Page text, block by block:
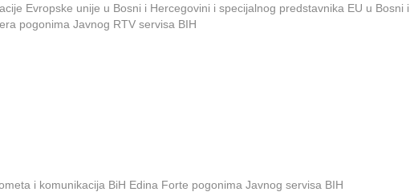
Evropske unije u Bosni i Hercegovini i specijalnog predstavnika EU u Bosni i
pogonima Javnog RTV servisa BIH
i komunikacija BiH Edina Forte pogonima Javnog servisa BIH